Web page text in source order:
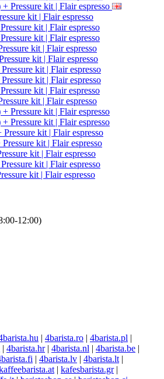
12:00)
| 4barista.ro | 4barista.pl |
| 4barista.hr| 4barista.nl | 4barista.be |
| 4barista.lv | 4barista.lt |
| kafesbarista.gr|